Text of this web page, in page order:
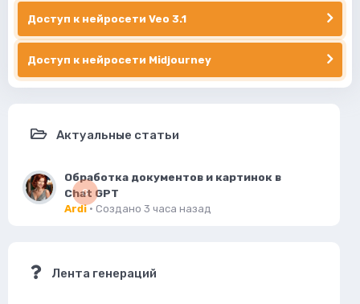
Доступ к нейросети Veo 3.1
Доступ к нейросети Midjourney
Актуальные статьи
0
Обработка документов и картинок в
Chat GPT
Ardi· Создано 3 часа назад
Лента генераций